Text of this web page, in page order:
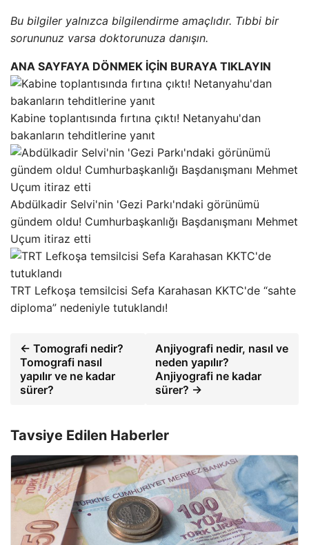
Bu bilgiler yalnızca bilgilendirme amaçlıdır. Tıbbi bir
sorununuz varsa doktorunuza danışın.
ANA SAYFAYA DÖNMEK İÇİN BURAYA TIKLAYIN
Kabine toplantısında fırtına çıktı! Netanyahu'dan
bakanların tehditlerine yanıt
Abdülkadir Selvi'nin 'Gezi Parkı'ndaki görünümü
gündem oldu! Cumhurbaşkanlığı Başdanışmanı Mehmet
Uçum itiraz etti
TRT Lefkoşa temsilcisi Sefa Karahasan KKTC'de “sahte
diploma” nedeniyle tutuklandı!
← Tomografi nedir?
Tomografi nasıl
yapılır ve ne kadar
sürer?
Anjiyografi nedir, nasıl ve
neden yapılır?
Anjiyografi ne kadar
sürer? →
Tavsiye Edilen Haberler